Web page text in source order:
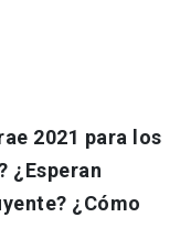
2021 para los
¿Esperan
¿Cómo